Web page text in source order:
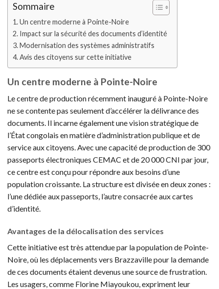
Sommaire
Un centre moderne à Pointe-Noire
Impact sur la sécurité des documents d’identité
Modernisation des systèmes administratifs
Avis des citoyens sur cette initiative
Un centre moderne à Pointe-Noire
Le centre de production récemment inauguré à Pointe-Noire
ne se contente pas seulement d’accélérer la délivrance des
documents. Il incarne également une vision stratégique de
l’État congolais en matière d’administration publique et de
service aux citoyens. Avec une capacité de production de 300
passeports électroniques CEMAC et de 20 000 CNI par jour,
ce centre est conçu pour répondre aux besoins d’une
population croissante. La structure est divisée en deux zones :
l’une dédiée aux passeports, l’autre consacrée aux cartes
d’identité.
Avantages de la délocalisation des services
Cette initiative est très attendue par la population de Pointe-
Noire, où les déplacements vers Brazzaville pour la demande
de ces documents étaient devenus une source de frustration.
Les usagers, comme Florine Miayoukou, expriment leur